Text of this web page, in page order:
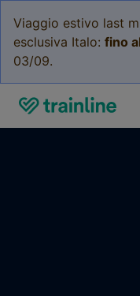
Viaggio estivo last
esclusiva Italo: fino
03/09.